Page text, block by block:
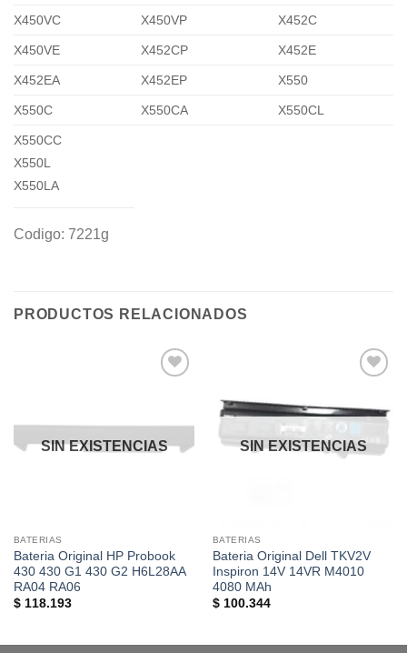
X450VC X450VP X452C
X450VE X452CP X452E
X452EA X452EP X550
X550C X550CA X550CL
X550CC
X550L
X550LA
Codigo: 7221g
PRODUCTOS RELACIONADOS
deseos
SIN EXISTENCIAS
BATERIAS
Bateria Original HP Probook
430 430 G1 430 G2 H6L28AA
RA04 RA06
$118.193
lista de
SIN EXISTENCIAS
BATERIAS
Bateria Original Dell TKV2V
Inspiron 14V 14VR M4010
4080 MAh
$100.344